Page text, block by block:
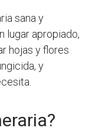
sana y
lugar apropiado,
hojas y flores
y